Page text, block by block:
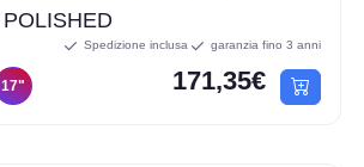
POLISHED
17"
Spedizione inclusa garanzia fino 3 anni
171,35€